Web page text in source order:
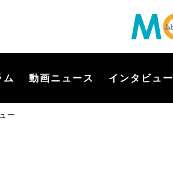
ム 動画ニュース インタビュー
ー